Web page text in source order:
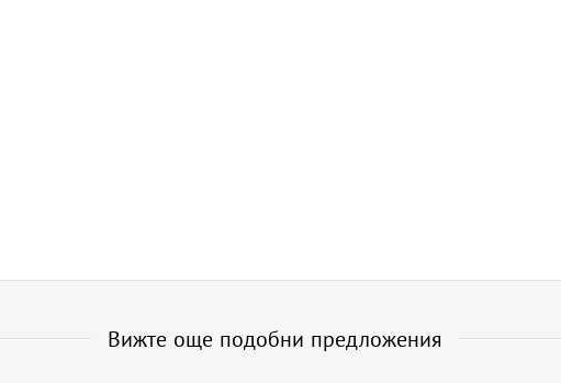
Вижте още подобни предложения